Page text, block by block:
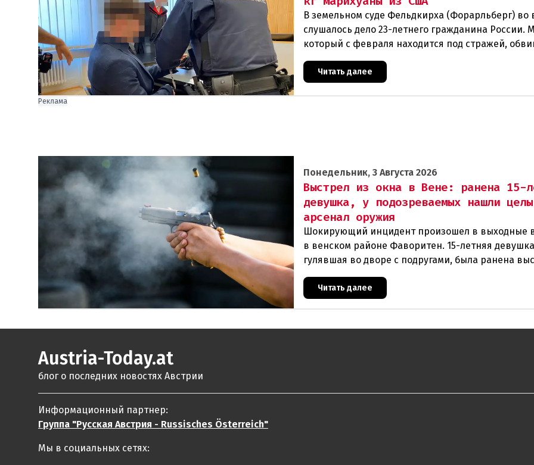
В земельном суде Фельдкирха (Форарльберг) во
слушалось дело 23-летнего гражданина России.
который с февраля находится под стражей,
Читать далее
Реклама
Понедельник, 3 Августа 2026
Выстрел из окна в Вене: ранена 15-
девушка, у подозреваемых нашли
арсенал оружия
Шокирующий инцидент произошел в выходные
в венском районе Фаворитен. 15-летняя
гулявшая во дворе с подругами, была ранена
из пневматического оружия. Полиция
Читать далее
Austria-Today.at
блог о последних новостях Австрии
Информационный партнер:
Группа "Русская Австрия - Russisches Österreich"
Мы в социальных сетях: